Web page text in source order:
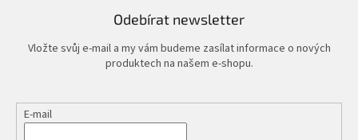
Odebírat newsletter
Vložte svůj e-mail a my vám budeme zasílat informace o nových
produktech na našem e-shopu.
E-mail